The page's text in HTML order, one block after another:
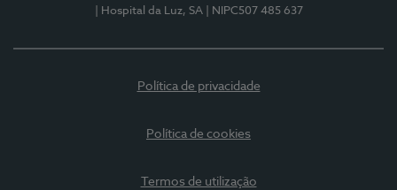
| Hospital da Luz, SA
| NIPC507 485 637
Política de privacidade
Política de cookies
Termos de utilização